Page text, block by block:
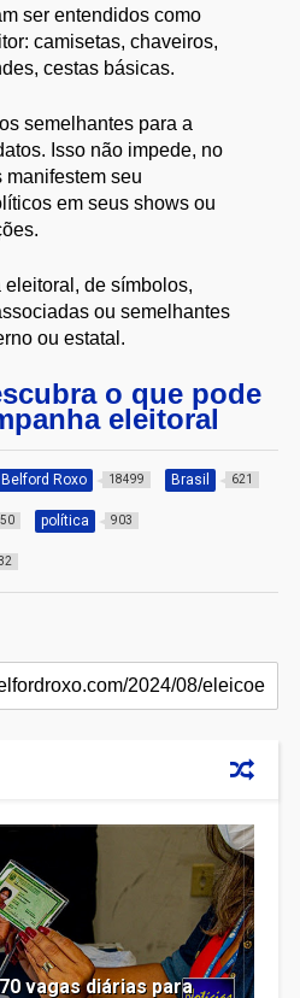
ser entendidos como
camisetas, chaveiros,
cestas básicas.
semelhantes para a
Isso não impede, no
manifestem seu
em seus shows ou
de símbolos,
ou semelhantes
ou estatal.
o que pode
eleitoral
Belford Roxo 18499 Brasil 621
política 903
vagas diárias para